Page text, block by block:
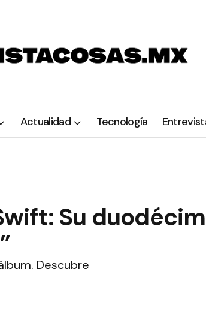
Actualidad Tecnología
Su
Descubre